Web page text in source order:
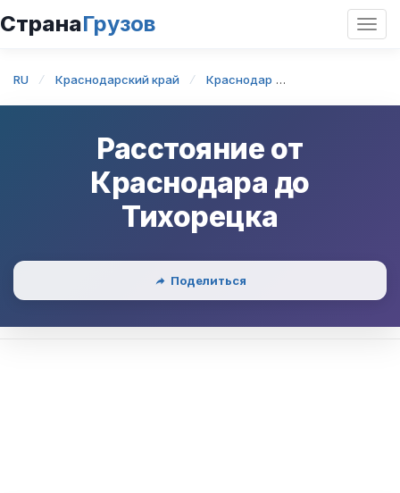
СтранаГрузов
RU Краснодарский край Краснодар
Расстояние от
Краснодара до
Тихорецка
Поделиться